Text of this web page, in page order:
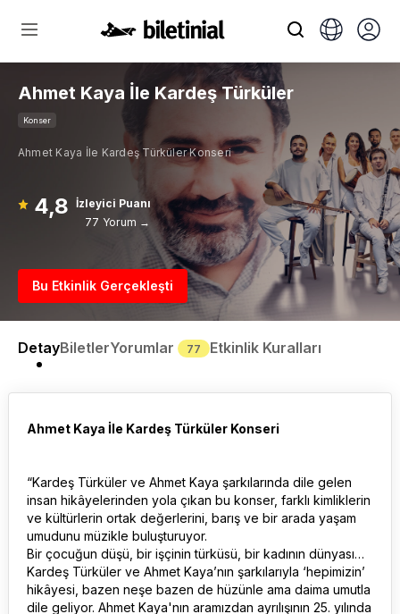
Ahmet Kaya İle Kardeş Türküler
Konser
Ahmet Kaya İle Kardeş Türküler Konseri
4,8 İzleyici Puanı
77 Yorum →
Bu Etkinlik Gerçekleşti
DetayBiletlerYorumlar 77 Etkinlik Kuralları
Ahmet Kaya İle Kardeş Türküler Konseri
“Kardeş Türküler ve Ahmet Kaya şarkılarında dile gelen
insan hikâyelerinden yola çıkan bu konser, farklı kimliklerin
ve kültürlerin ortak değerlerini, barış ve bir arada yaşam
umudunu müzikle buluşturuyor.
Bir çocuğun düşü, bir işçinin türküsü, bir kadının dünyası…
Kardeş Türküler ve Ahmet Kaya’nın şarkılarıyla ‘hepimizin’
hikâyesi, bazen neşe bazen de hüzünle ama daima umutla
dile geliyor. Ahmet Kaya'nın aramızdan ayrılışının 25. yılında